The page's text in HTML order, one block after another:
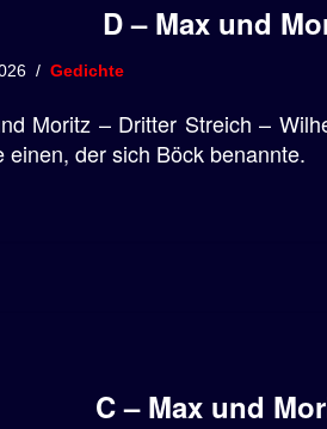
D – Max und
Gedichte
Moritz – Dritter Streich –
einen, der sich Böck benannte.
C – Max und